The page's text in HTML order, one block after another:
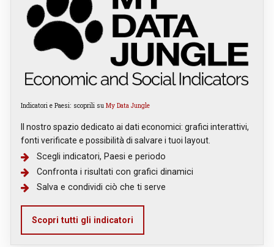
Indicatori e Paesi: scoprili su My Data Jungle
Il nostro spazio dedicato ai dati economici: grafici interattivi,
fonti verificate e possibilità di salvare i tuoi layout.
Scegli indicatori, Paesi e periodo
Confronta i risultati con grafici dinamici
Salva e condividi ciò che ti serve
Scopri tutti gli indicatori